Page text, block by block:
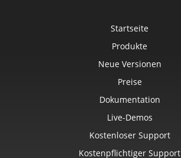
Startseite
Produkte
Neue Versionen
Preise
Dokumentation
Live-Demos
Kostenloser Support
Kostenpflichtiger Support